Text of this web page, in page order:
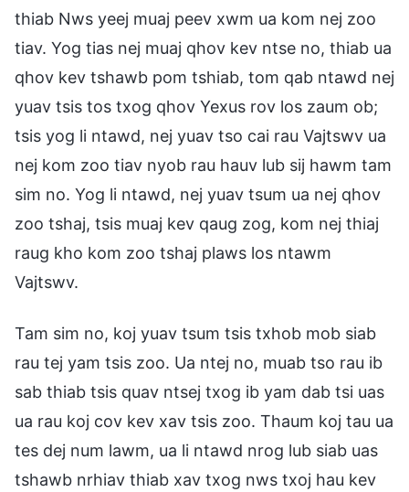
thiab Nws yeej muaj peev xwm ua kom nej zoo
tiav. Yog tias nej muaj qhov kev ntse no, thiab ua
qhov kev tshawb pom tshiab, tom qab ntawd nej
yuav tsis tos txog qhov Yexus rov los zaum ob;
tsis yog li ntawd, nej yuav tso cai rau Vajtswv ua
nej kom zoo tiav nyob rau hauv lub sij hawm tam
sim no. Yog li ntawd, nej yuav tsum ua nej qhov
zoo tshaj, tsis muaj kev qaug zog, kom nej thiaj
raug kho kom zoo tshaj plaws los ntawm
Vajtswv.
Tam sim no, koj yuav tsum tsis txhob mob siab
rau tej yam tsis zoo. Ua ntej no, muab tso rau ib
sab thiab tsis quav ntsej txog ib yam dab tsi uas
ua rau koj cov kev xav tsis zoo. Thaum koj tau ua
tes dej num lawm, ua li ntawd nrog lub siab uas
tshawb nrhiav thiab xav txog nws txoj hau kev